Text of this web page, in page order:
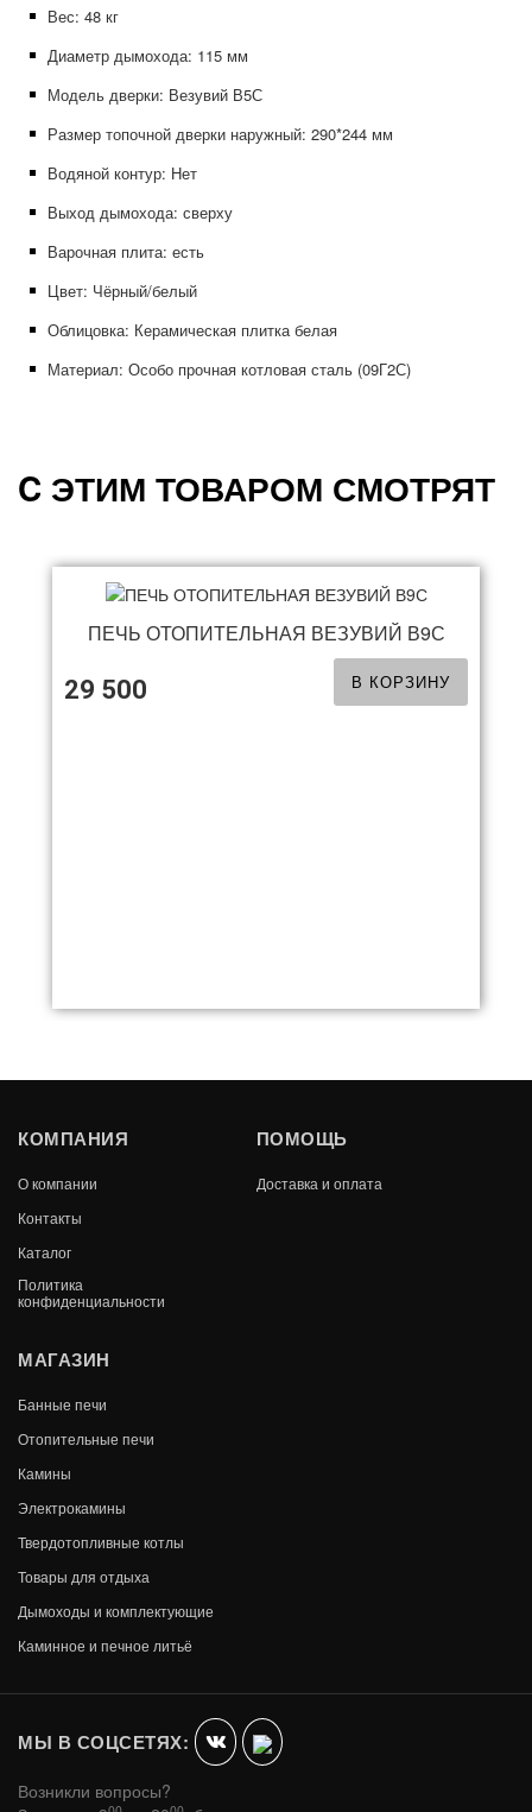
Вес: 48 кг
Диаметр дымохода: 115 мм
Модель дверки: Везувий В5С
Размер топочной дверки наружный: 290*244 мм
Водяной контур: Нет
Выход дымохода: сверху
Варочная плита: есть
Цвет: Чёрный/белый
Облицовка: Керамическая плитка белая
Материал: Особо прочная котловая сталь (09Г2С)
C ЭТИМ ТОВАРОМ СМОТРЯТ
ПЕЧЬ ОТОПИТЕЛЬНАЯ ВЕЗУВИЙ В9С
29 500 В КОРЗИНУ
ПЕЧЬ ОТОПИТЕЛЬНАЯ ВЕЗУВИЙ В9
28 340 В КОРЗИНУ
ПЕЧЬ ОТОПИТЕЛЬНАЯ ВЕЗУВИЙ В11 (224)
36 740
КОМПАНИЯ
О компании
Контакты
Каталог
Политика
конфиденциальности
ПОМОЩЬ
Доставка и оплата
МАГАЗИН
Банные печи
Отопительные печи
Камины
Электрокамины
Твердотопливные котлы
Товары для отдыха
Дымоходы и комплектующие
Каминное и печное литьё
МЫ В СОЦСЕТЯХ:
Возникли вопросы?